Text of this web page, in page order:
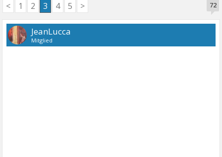
72
< 1 2 3 4 5 >
JeanLucca
Mitglied